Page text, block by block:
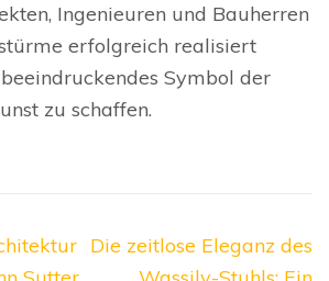
Ingenieuren und Bauherren
erfolgreich realisiert
Symbol der
zu schaffen.
Die zeitlose Eleganz des